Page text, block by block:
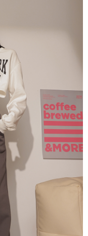
通じて商品やサービスを
の債権を当社に譲渡した
ことになります。
ら、店舗はあなたの個人
大に提供し、収集、処理
請求書に必要な情報の確
のリンクを参照してくだ
め、商品到着の有無に関
ださい。
社の審査の結果に基づ
ビスという）はネットプ
、AFTEEが代金を徴収し
らない個人情報（注文者
取人住所を含むがこれに
要な範囲内で利用されま
いて、詳細はAFTEE公式ホ
関する声明』をご参照く
最高額がNT$10,000にな
づいて年利20%の遅延滞
法定代理人または後見人
は関連する法律の権利を
要な購入注文書とあわせ
料
送料を確認